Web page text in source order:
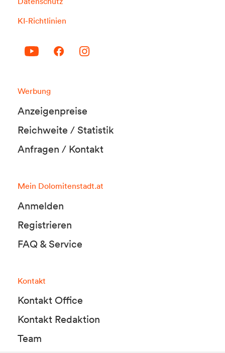
KI-Richtlinien
Werbung
Anzeigenpreise
Reichweite / Statistik
Anfragen / Kontakt
Mein Dolomitenstadt.at
Anmelden
Registrieren
FAQ & Service
Kontakt
Kontakt Office
Kontakt Redaktion
Team